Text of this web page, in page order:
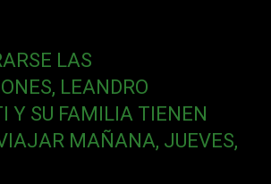
LAS
LEANDRO
Y SU FAMILIA TIENEN
MAÑANA, JUEVES,